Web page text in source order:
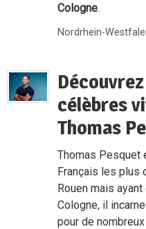
Cologne.
Nordrhein-
célèbres
Thomas
Thomas Pesquet
Français les plus
Rouen mais
Cologne, il
pour de